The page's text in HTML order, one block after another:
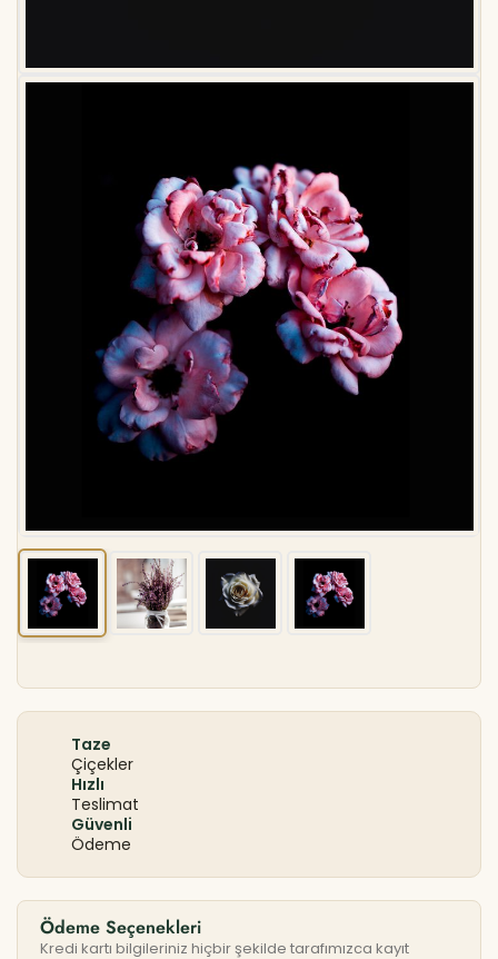
Taze
Çiçekler
Hızlı
Teslimat
Güvenli
Ödeme
Ödeme Seçenekleri
Kredi kartı bilgileriniz hiçbir şekilde tarafımızca kayıt